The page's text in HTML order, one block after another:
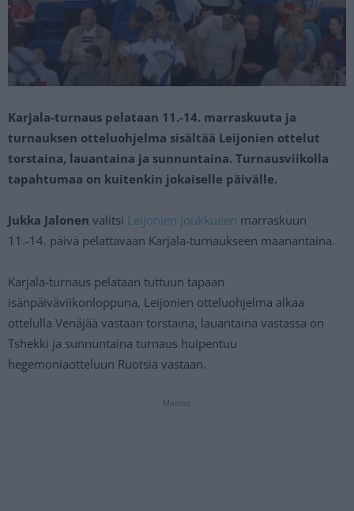
Karjala-turnaus pelataan 11.-14. marraskuuta ja
turnauksen otteluohjelma sisältää Leijonien ottelut
torstaina, lauantaina ja sunnuntaina. Turnausviikolla
tapahtumaa on kuitenkin jokaiselle päivälle.
Jukka Jalonen valitsi Leijonien joukkueen marraskuun
11.-14. päivä pelattavaan Karjala-turnaukseen maanantaina.
Karjala-turnaus pelataan tuttuun tapaan
isänpäiväviikonloppuna, Leijonien otteluohjelma alkaa
ottelulla Venäjää vastaan torstaina, lauantaina vastassa on
Tshekki ja sunnuntaina turnaus huipentuu
hegemoniaotteluun Ruotsia vastaan.
Mainos: